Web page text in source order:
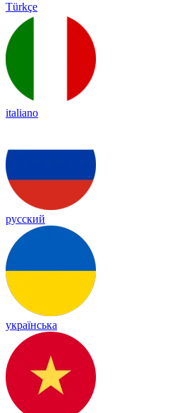
Türkçe
italiano
русский
українська